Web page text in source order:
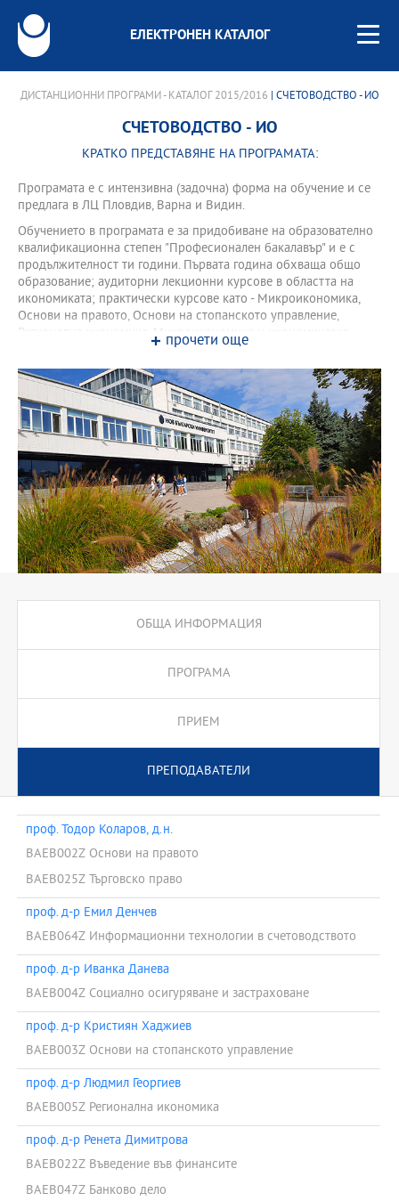
ЕЛЕКТРОНЕН КАТАЛОГ
ДИСТАНЦИОННИ ПРОГРАМИ - КАТАЛОГ 2015/2016 | СЧЕТОВОДСТВО - ИО
СЧЕТОВОДСТВО - ИО
КРАТКО ПРЕДСТАВЯНЕ НА ПРОГРАМАТА:
Програмата е с интензивна (задочна) форма на обучение и се
предлага в ЛЦ Пловдив, Варна и Видин.
Обучението в програмата е за придобиване на образователно
квалификационна степен "Професионален бакалавър" и е с
продължителност ти години. Първата година обхваща общо
образование; аудиторни лекционни курсове в областта на
икономиката; практически курсове като - Микроикономика,
Основи на правото, Основи на стопанското управление,
Регионална икономика, Микроикономика и икономическа
политика, Основи на счетоводството, Основи на финансите и
др. През втората и третата година, обучението е организирано
в специализирани курсове и извън аудиторни учебни форми.
Курсовете са практически ориентирани и специализирани и
някои от тях са: Методология на счетоводството, Финансово
счетоводство,Счетоводен документооборот, Информационни
технологии в счетоводството, Финансови отчети, Бюджетно
счетоводство, Банково счетоводство и др.
прочети още
ОБЩА ИНФОРМАЦИЯ
ПРОГРАМА
ПРИЕМ
ПРЕПОДАВАТЕЛИ
проф. Тодор Коларов, д.н.
BAEB002Z Основи на правото
BAEB025Z Търговско право
проф. д-р Емил Денчев
BAEB064Z Информационни технологии в счетоводството
проф. д-р Иванка Данева
BAEB004Z Социално осигуряване и застраховане
проф. д-р Кристиян Хаджиев
BAEB003Z Основи на стопанското управление
проф. д-р Людмил Георгиев
BAEB005Z Регионална икономика
проф. д-р Ренета Димитрова
BAEB022Z Въведение във финансите
BAEB047Z Банково дело